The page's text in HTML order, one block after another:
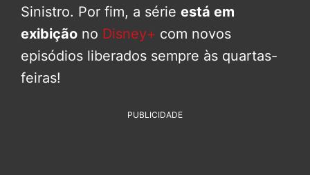
Sinistro. Por fim, a série está em
exibição no Disney+ com novos
episódios liberados sempre às quartas-
feiras!
PUBLICIDADE